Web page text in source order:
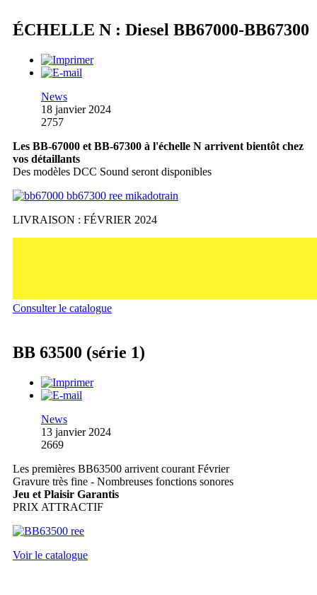
ÉCHELLE N : Diesel BB67000-BB67300
News
18 janvier 2024
2757
Les BB-67000 et BB-67300 à l'échelle N arrivent bientôt chez
vos détaillants
Des modèles DCC Sound seront disponibles
LIVRAISON : FÉVRIER 2024
Consulter le catalogue
BB 63500 (série 1)
News
13 janvier 2024
2669
Les premières BB63500 arrivent courant Février
Gravure très fine - Nombreuses fonctions sonores
Jeu et Plaisir Garantis
PRIX ATTRACTIF
Voir le catalogue